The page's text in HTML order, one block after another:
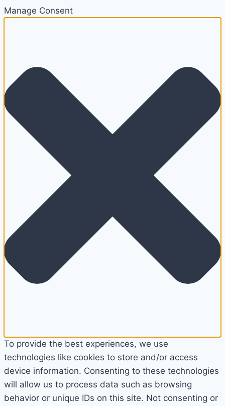
Manage Consent
To provide the best experiences, we use
technologies like cookies to store and/or access
device information. Consenting to these technologies
will allow us to process data such as browsing
behavior or unique IDs on this site. Not consenting or